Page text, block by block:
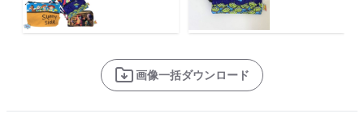
画像一括ダウンロード